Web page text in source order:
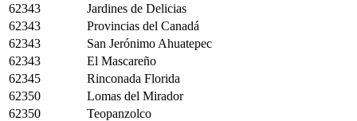
62343
Jardines de Delicias
62343
Provincias del Canadá
62343
San Jerónimo Ahuatepec
62343
El Mascareño
62345
Rinconada Florida
62350
Lomas del Mirador
62350
Teopanzolco